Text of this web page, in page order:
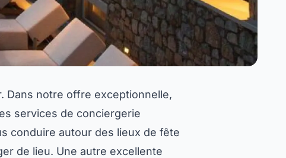
Dans notre offre exceptionnelle,
services de conciergerie
conduire autour des lieux de fête
de lieu. Une autre excellente